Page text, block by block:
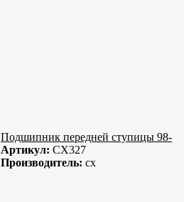
Подшипник передней ступицы 98-
Артикул: CX327
Производитель: cx